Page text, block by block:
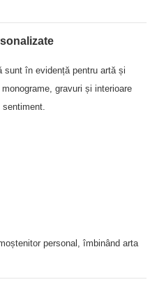
sunt în evidență pentru artă și
gravuri și interioare
sentiment.
personal, îmbinând arta